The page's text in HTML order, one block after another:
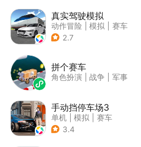
真实驾驶模拟
动作冒险 模拟
赛车
| 漂移
2.7
拼个赛车
角色扮演 战争 军事
手动挡停车场3
单机 模拟
赛车
| 开放世界
3.4